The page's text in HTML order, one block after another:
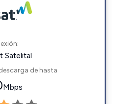
Satelital
de hasta
Mbps